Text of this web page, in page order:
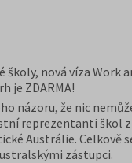
nová víza Work
je ZDARMA!
názoru, že nic
reprezentanti škol
Austrálie. Celkově
zástupci.